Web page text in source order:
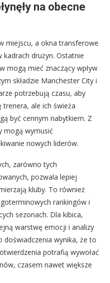
na obecne
miejscu, a okna transferowe
drużyn. Ostatnie
mogą mieć znaczący wpływ
składzie Manchester City i
potrzebują czasu, aby
trenera, ale ich świeża
być cennym nabytkiem. Z
mogą wymusić
nowych liderów.
zarówno tych
pozwala lepiej
kluby. To również
rankingów i
sezonach. Dla kibica,
warstwę emocji i analizy
wynika, że to
potrafią wywołać
czasem nawet większe